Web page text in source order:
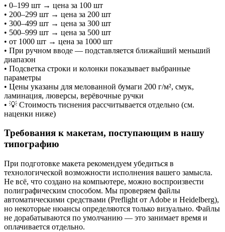
• 0–199 шт → цена за 100 шт
• 200–299 шт → цена за 200 шт
• 300–499 шт → цена за 300 шт
• 500–999 шт → цена за 500 шт
• от 1000 шт → цена за 1000 шт
• При ручном вводе — подставляется ближайший меньший
диапазон
• Подсветка строки и колонки показывает выбранные
параметры
• Цены указаны для мелованной бумаги 200 г/м², смук,
ламинация, люверсы, верёвочные ручки
• 💡 Стоимость тиснения рассчитывается отдельно (см.
наценки ниже)
Требования к макетам, поступающим в нашу
типографию
При подготовке макета рекомендуем убедиться в
технологической возможности исполнения вашего замысла.
Не всё, что создано на компьютере, можно воспроизвести
полиграфическим способом. Мы проверяем файлы
автоматическими средствами (Preflight от Adobe и Heidelberg),
но некоторые нюансы определяются только визуально. Файлы
не дорабатываются по умолчанию — это занимает время и
оплачивается отдельно.